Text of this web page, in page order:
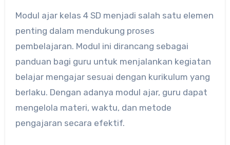
Modul ajar kelas 4 SD menjadi salah satu elemen
penting dalam mendukung proses
pembelajaran. Modul ini dirancang sebagai
panduan bagi guru untuk menjalankan kegiatan
belajar mengajar sesuai dengan kurikulum yang
berlaku. Dengan adanya modul ajar, guru dapat
mengelola materi, waktu, dan metode
pengajaran secara efektif.